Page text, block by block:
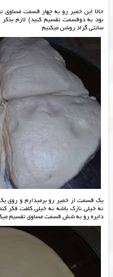
حالا این خمیر رو به چهار قسمت مساوی
سانتی گراد روشن میکنیم
یک قسمت از خمیر رو برمیدارم و روی
نه خیلی نازک باشه نه خیلی کلفت فکر
دایره رو به شش قسمت مساوی تقسیم